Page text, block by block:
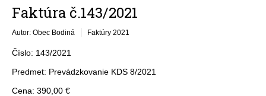
Faktúra č.143/2021
Autor: Obec Bodiná Faktúry 2021
Číslo: 143/2021
Predmet: Prevádzkovanie KDS 8/2021
Cena: 390,00 €